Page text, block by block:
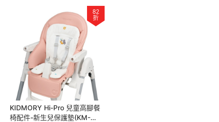
82
折
KIDMORY Hi-Pro 兒童高腳餐
椅配件-新生兒保護墊(KM-